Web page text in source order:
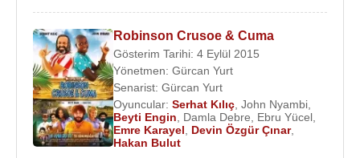
"dramatizasyonlarının hazırlanması ve
canlandırılması"nı yaptı. 2009- 2010 yılları arasında
Fox Tv’de yayınlanan “Uyanık Bar” isimli bir
proğram yaptı, "Serji” karakteri ile sundu. 2010
yılındaZülfü Livaneli'nin 'Veda' filmindeAtatürk'ün
sağ koluSalih Bozok'u canlandırdı.
Robinson Crusoe & Cuma
Gösterim Tarihi: 4 Eylül 2015
Yönetmen: Gürcan Yurt
Senarist: Gürcan Yurt
Oyuncular: Serhat Kılıç John Nyambi
Beyti Engin
Damla Debre Ebru Yücel
Emre Karayel
Devin Özgür Çınar,
Hakan Bulut